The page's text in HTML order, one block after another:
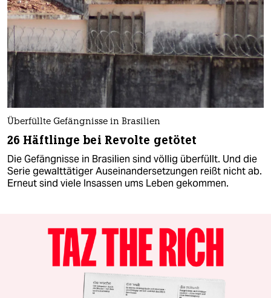
Überfüllte Gefängnisse in Brasilien
26 Häftlinge bei Revolte getötet
Die Gefängnisse in Brasilien sind völlig überfüllt. Und die
Serie gewalttätiger Auseinandersetzungen reißt nicht ab.
Erneut sind viele Insassen ums Leben gekommen.